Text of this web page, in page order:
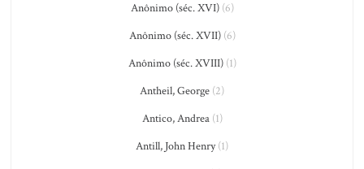
Anônimo (séc. XVI)(6)
Anônimo (séc. XVII)(6)
Anônimo (séc. XVIII)(1)
Antheil, George (2)
Antico, Andrea(1)
Antill, John Henry(1)